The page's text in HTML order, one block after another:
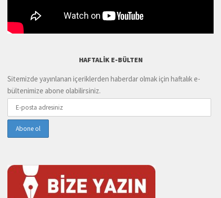
HAFTALIK E-BÜLTEN
Sitemizde yayınlanan içeriklerden haberdar olmak için haftalık e-
bültenimize abone olabilirsiniz.